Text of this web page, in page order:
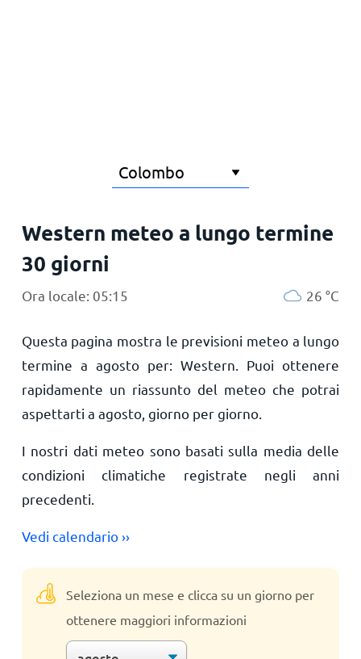
Western meteo a lungo termine
30 giorni
Ora locale: 05:15 26 °C
Questa pagina mostra le previsioni meteo a lungo
termine a agosto per: Western. Puoi ottenere
rapidamente un riassunto del meteo che potrai
aspettarti a agosto, giorno per giorno.
I nostri dati meteo sono basati sulla media delle
condizioni climatiche registrate negli anni
precedenti.
Vedi calendario ››
Seleziona un mese e clicca su un giorno per
ottenere maggiori informazioni